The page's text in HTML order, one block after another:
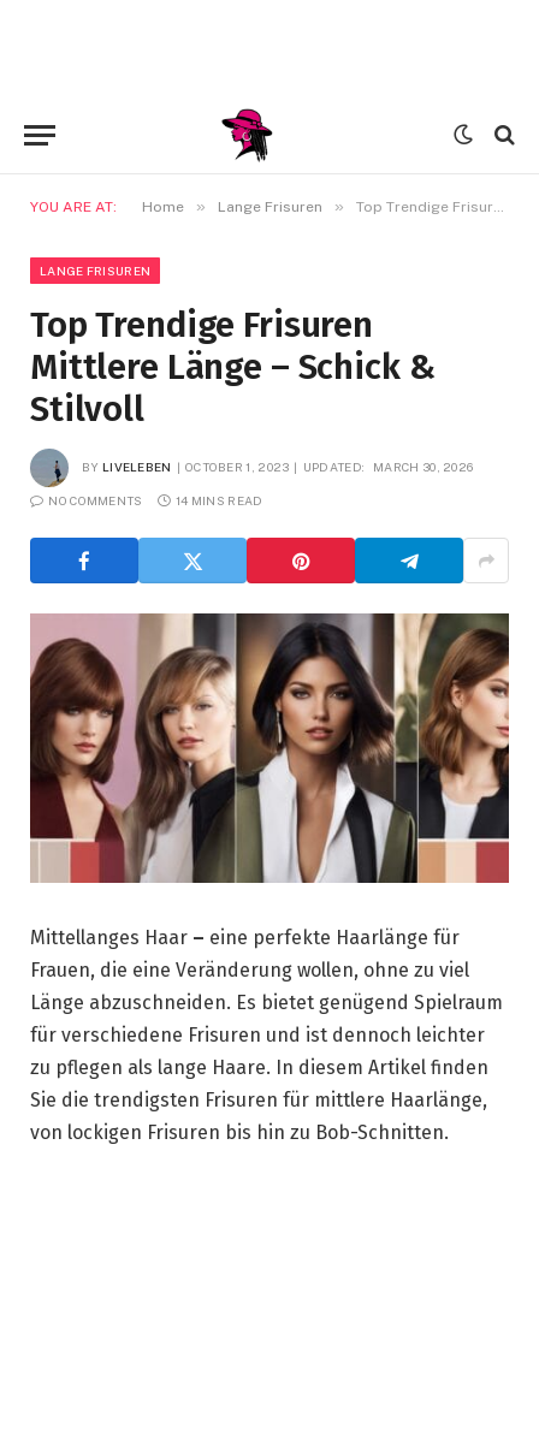
YOU ARE AT: Home » Lange Frisuren » Top Trendige Frisuren Mittlere Länge – Schick & Stilvoll
LANGE FRISUREN
Top Trendige Frisuren
Mittlere Länge – Schick &
Stilvoll
BY LIVELEBEN OCTOBER 1, 2023 UPDATED: MARCH 30, 2026
NO COMMENTS 14 MINS READ
Mittellanges Haar – eine perfekte Haarlänge für
Frauen, die eine Veränderung wollen, ohne zu viel
Länge abzuschneiden. Es bietet genügend Spielraum
für verschiedene Frisuren und ist dennoch leichter
zu pflegen als lange Haare. In diesem Artikel finden
Sie die trendigsten Frisuren für mittlere Haarlänge,
von lockigen Frisuren bis hin zu Bob-Schnitten.